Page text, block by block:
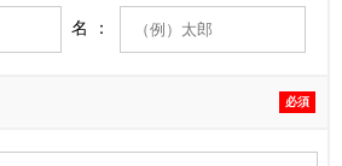
名 ：
必須